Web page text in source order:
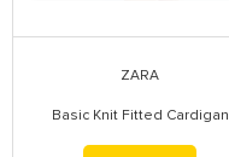
ZARA
Basic Knit Fitted Cardigan